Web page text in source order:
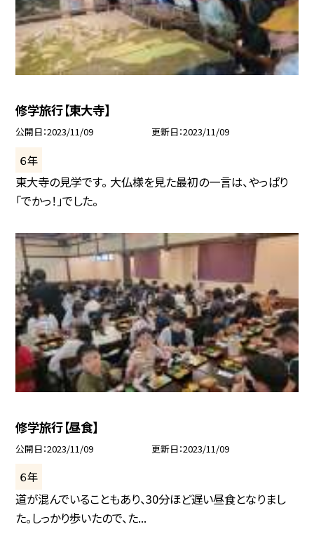
修学旅行【東大寺】
公開日 2023/11/09 更新日 2023/11/09
６年
東大寺の見学です。 大仏様を見た最初の一言は、やっぱり
「でかっ！」でした。
修学旅行【昼食】
公開日 2023/11/09 更新日 2023/11/09
６年
道が混んでいることもあり、30分ほど遅い昼食となりまし
た。しっかり歩いたので、た...